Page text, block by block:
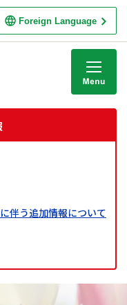
Foreign Language
伴う追加情報について